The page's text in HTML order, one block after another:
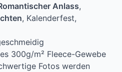
Anlass,
, Kalenderfest,
300g/m² Fleece-Gewebe
Fotos werden